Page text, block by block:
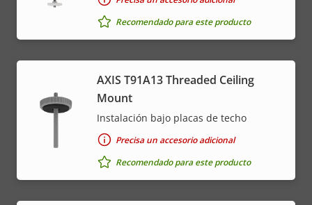
Recomendado para este producto
AXIS T91A13 Threaded Ceiling
Mount
Instalación bajo placas de techo
Precisa un accesorio adicional
Recomendado para este producto